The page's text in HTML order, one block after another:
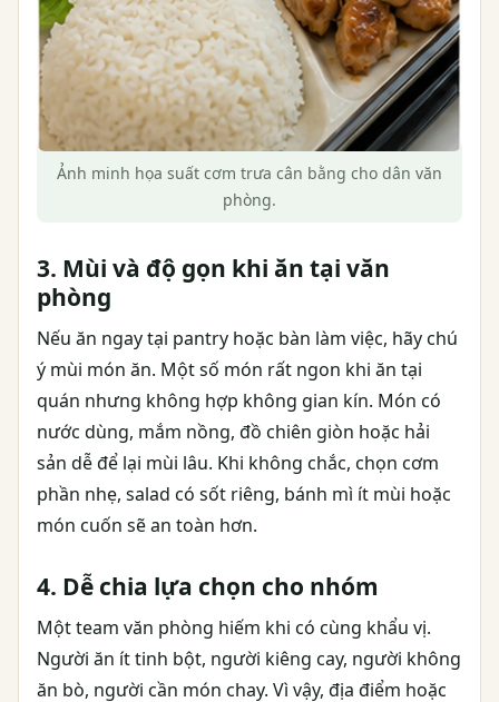
Ảnh minh họa suất cơm trưa cân bằng cho dân văn
phòng.
3. Mùi và độ gọn khi ăn tại văn
phòng
Nếu ăn ngay tại pantry hoặc bàn làm việc, hãy chú
ý mùi món ăn. Một số món rất ngon khi ăn tại
quán nhưng không hợp không gian kín. Món có
nước dùng, mắm nồng, đồ chiên giòn hoặc hải
sản dễ để lại mùi lâu. Khi không chắc, chọn cơm
phần nhẹ, salad có sốt riêng, bánh mì ít mùi hoặc
món cuốn sẽ an toàn hơn.
4. Dễ chia lựa chọn cho nhóm
Một team văn phòng hiếm khi có cùng khẩu vị.
Người ăn ít tinh bột, người kiêng cay, người không
ăn bò, người cần món chay. Vì vậy, địa điểm hoặc